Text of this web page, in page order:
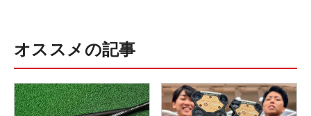
オススメの記事